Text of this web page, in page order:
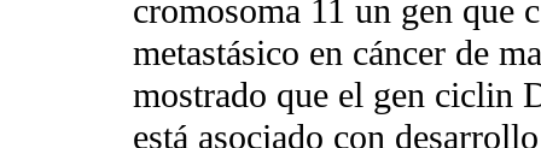
cromosoma 11 un gen que
metastásico en cáncer de
mostrado que el gen ciclin
está asociado con